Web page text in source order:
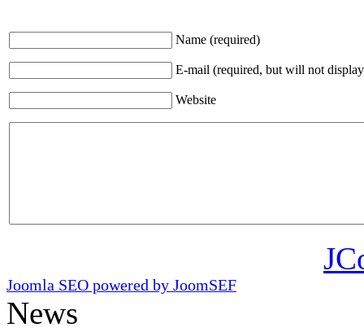
Name (required)
E-mail (required, but will not
Website
Joomla SEO powered by JoomSEF
News